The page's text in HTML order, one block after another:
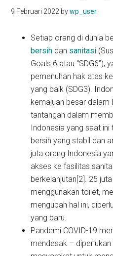
9 Februari 2022 bywp_user
Setiap orang di dunia
bersih dan sanitasi
Goals 6 atau “SDG6”),
pemenuhan hak atas
yang baik (SDG3).
kemajuan besar dalam
tantangan dalam
Indonesia yang saat
bersih yang stabil dan
juta orang Indonesia
akses ke fasilitas
berkelanjutan[2]. 25
menggunakan toilet,
mengubah hal ini,
yang baru.
Pandemi COVID-19
mendesak –